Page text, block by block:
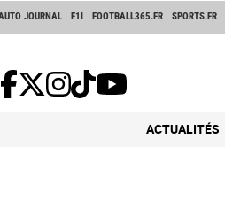
JOURNAL F1I FOOTBALL365.FR SPORTS.FR
ACTUALITÉS